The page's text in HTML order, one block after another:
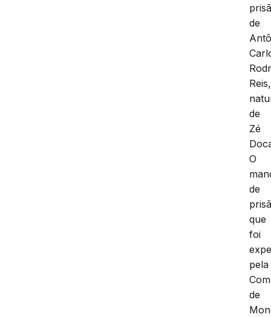
de
Reis,
de
Zé
O
de
que
foi
pela
de